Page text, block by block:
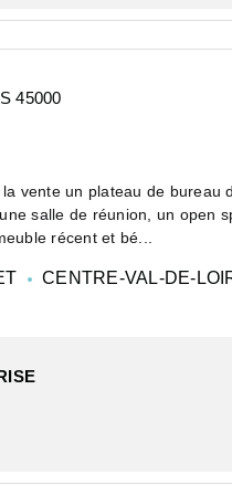
45000
vente un plateau de bureau
salle de réunion, un open
récent et bé...
CENTRE-VAL-DE-